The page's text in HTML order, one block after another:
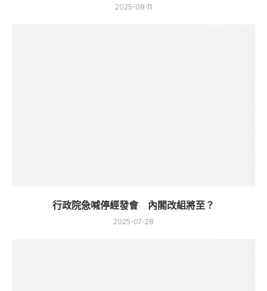
2025-08-11
行政院急喊停經發會 內閣改組將至？
2025-07-28